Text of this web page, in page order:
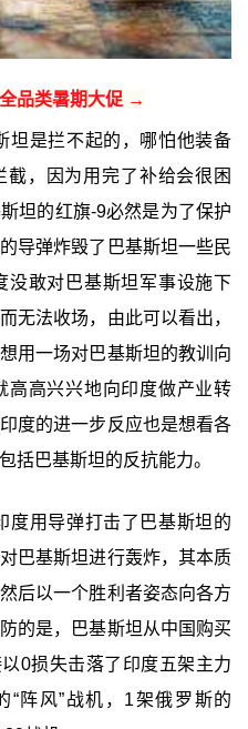
品类暑期大促 →
坦是拦不起的，哪怕他装备
，因为用完了补给会很困
坦的红旗-9必然是为了保护
导弹炸毁了巴基斯坦一些民
没敢对巴基斯坦军事设施下
无法收场，由此可以看出，
用一场对巴基斯坦的教训向
高高兴兴地向印度做产业转
度的进一步反应也是想看各
括巴基斯坦的反抗能力。
度用导弹打击了巴基斯坦的
巴基斯坦进行轰炸，其本质
后以一个胜利者姿态向各方
的是，巴基斯坦从中国购买
0损失击落了印度五架主力
“阵风”战机，1架俄罗斯的